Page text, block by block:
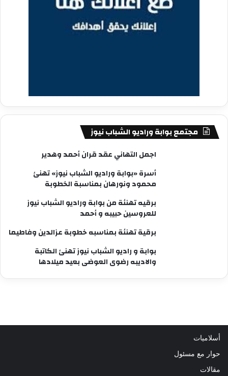
مجتمع بوابة وراديو الشباب نيوز
اجمل التهاني عقد قران أحمد وهدير
أسرة «بوابة وراديو الشباب نيوز» تهنئ
محمود ونورهان بمناسبة الخطوبة
برقيه تهنئة من بوابة وراديو الشباب نيوز
للعروسين حبيبه و أحمد
برقية تهنئة بمناسبه خطوبة عزالدين وفاطيما
بوابة و راديو الشباب نيوز تهنئ الكاتبة
والاديبه رضوى العوضى بعيد ميلادها
أسلاميات
حوار مع مسئول
مقالات